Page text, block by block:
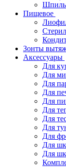
Пищевое
Зонты
Аксессуары
Для
Для
Для
Для
Для
Для
Для
Для
Для
Для
Для